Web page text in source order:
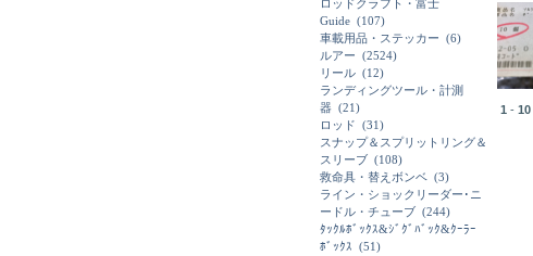
ロッドクラフト・富士
Guide (107)
車載用品・ステッカー (6)
ルアー (2524)
リール (12)
ランディングツール・計測
器 (21)
ロッド (31)
スナップ＆スプリットリング＆
スリーブ (108)
救命具・替えボンベ (3)
ライン・ショックリーダー･ニ
ードル・チューブ (244)
ﾀｯｸﾙﾎﾞｯｸｽ&ｼﾞｸﾞﾊﾞｯｸ&ｸｰﾗｰ
ﾎﾞｯｸｽ (51)
1 - 10